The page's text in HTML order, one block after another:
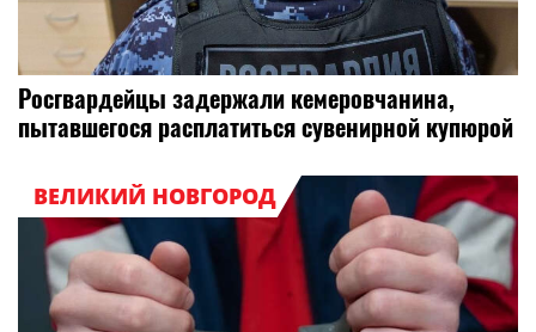
Росгвардейцы задержали кемеровчанина,
пытавшегося расплатиться сувенирной купюрой
ВЕЛИКИЙ НОВГОРОД